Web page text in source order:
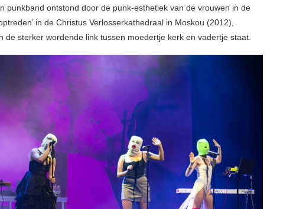
punkband ontstond door de punk-esthetiek van de vrouwen in de
in de Christus Verlosserkathedraal in Moskou (2012),
de sterker wordende link tussen moedertje kerk en vadertje staat.